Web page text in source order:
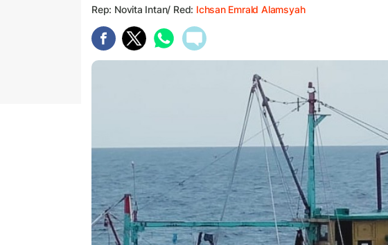
Rep: Novita Intan/ Red: Ichsan Emrald Alamsyah